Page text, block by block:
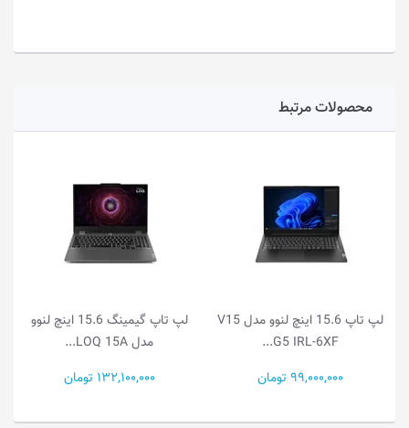
محصولات مرتبط
لپ تاپ گیمینگ 15.6 اینچ لنوو
مدل LOQ 15A...
132,100,000 تومان
لپ تاپ گیمینگ 15.1 اینچ لنوو
مدل Legion...
386,500,000 تومان